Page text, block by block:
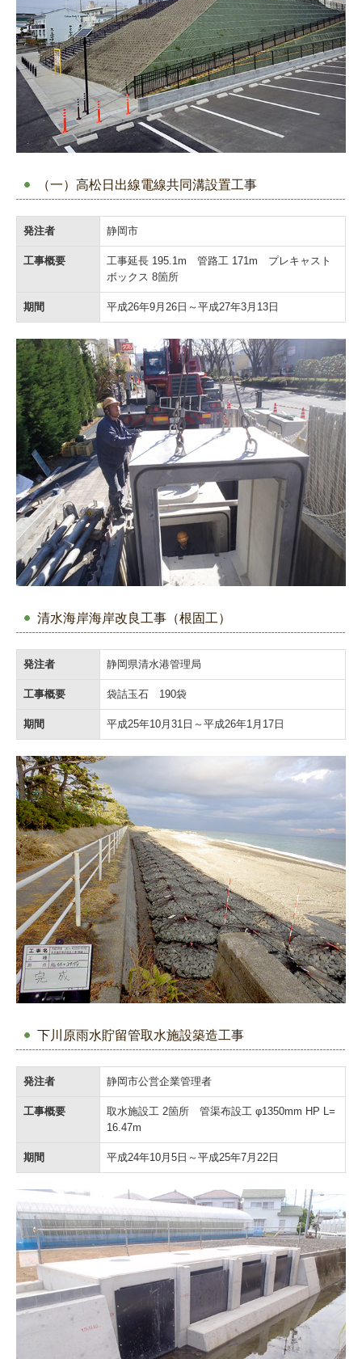
（一）高松日出線電線共同溝設置工事
発注者 静岡市
工事概要
工事延長 195.1m 管路工 171m プレキャスト
ボックス 8箇所
期間 平成26年9月26日～平成27年3月13日
清水海岸海岸改良工事（根固工）
発注者 静岡県清水港管理局
工事概要 袋詰玉石 190袋
期間 平成25年10月31日～平成26年1月17日
下川原雨水貯留管取水施設築造工事
発注者 静岡市公営企業管理者
工事概要
取水施設工 2箇所 管渠布設工 φ1350mm HP L=
16.47m
期間 平成24年10月5日～平成25年7月22日